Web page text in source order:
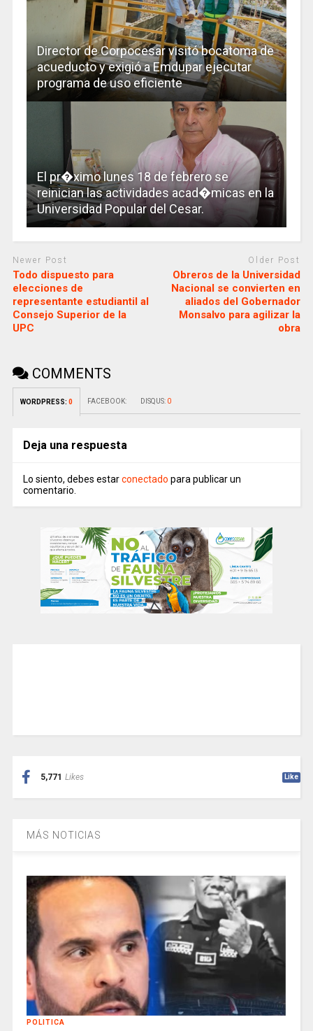
Director de Corpocesar visitó bocatoma de
acueducto y exigió a Emdupar ejecutar
programa de uso eficiente
El pr�ximo lunes 18 de febrero se
reinician las actividades acad�micas en la
Universidad Popular del Cesar.
Newer Post
Todo dispuesto para
elecciones de
representante estudiantil al
Consejo Superior de la
UPC
Older Post
Obreros de la Universidad
Nacional se convierten en
aliados del Gobernador
Monsalvo para agilizar la
obra
COMMENTS
WORDPRESS: 0 FACEBOOK: DISQUS: 0
Deja una respuesta
Lo siento, debes estarconectado para publicar un
comentario.
5,771 Likes Like
MÁS NOTICIAS
POLITICA